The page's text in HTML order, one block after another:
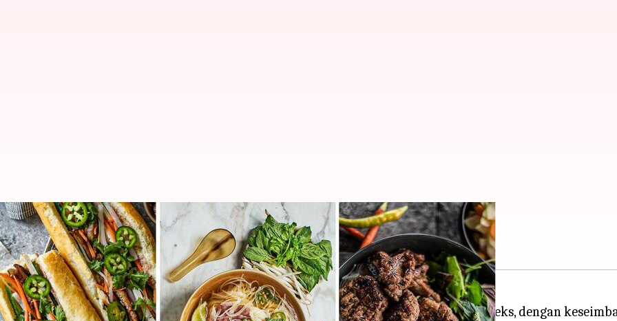
5 resep jajanan kaki lima Vietnam yang harus dicoba
menulis Taufiq Al Jufri Feb 21, 2023 01:35 pm
Apa ceritanya
Jajanan kaki lima Vietnam terkenal akan bumbunya yang sangat terasa dan kompleks, dengan